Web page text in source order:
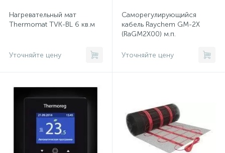
Нагревательный мат
Thermomat TVK-BL 6 кв.м
Уточняйте цену
Саморегулирующийся
кабель Raychem GM-2X
(RaGM2Х00) м.п.
Уточняйте цену